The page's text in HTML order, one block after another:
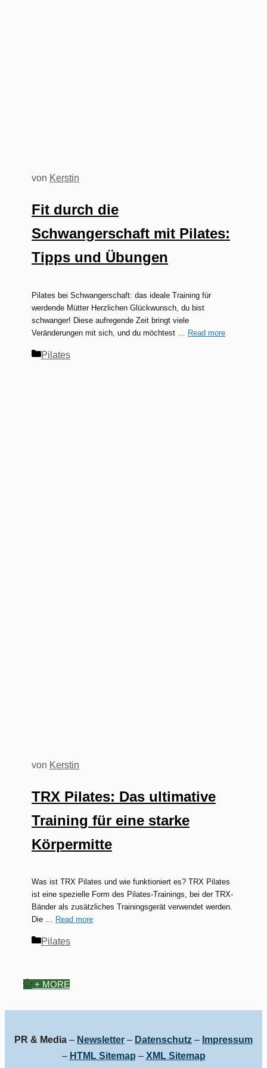
Fit durch die
Schwangerschaft mit Pilates:
Tipps und Übungen
von Kerstin
Pilates bei Schwangerschaft: das ideale Training für
werdende Mütter Herzlichen Glückwunsch, du bist
schwanger! Diese aufregende Zeit bringt viele
Veränderungen mit sich, und du möchtest …
Read more
Kategorien
Pilates
TRX Pilates: Das ultimative
Training für eine starke
Körpermitte
von Kerstin
Was ist TRX Pilates und wie funktioniert es? TRX Pilates
ist eine spezielle Form des Pilates-Trainings, bei der TRX-
Bänder als zusätzliches Trainingsgerät verwendet werden.
Die … Read more
Kategorien
Pilates
+ MORE
PR & Media – Newsletter – Datenschutz – Impressum
– HTML Sitemap – XML Sitemap